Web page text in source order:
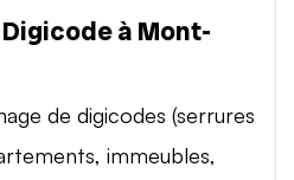
à Mont-
de digicodes (serrures
immeubles,